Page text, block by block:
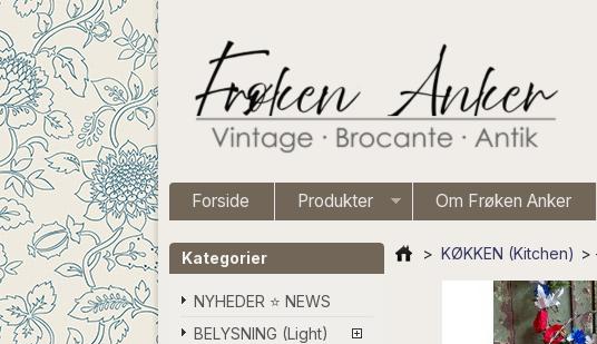
Forside Produkter Om Frøken Anker
Kategorier
NYHEDER ⭐ NEWS
BELYSNING (Light)
> KØKKEN (Kitchen) >